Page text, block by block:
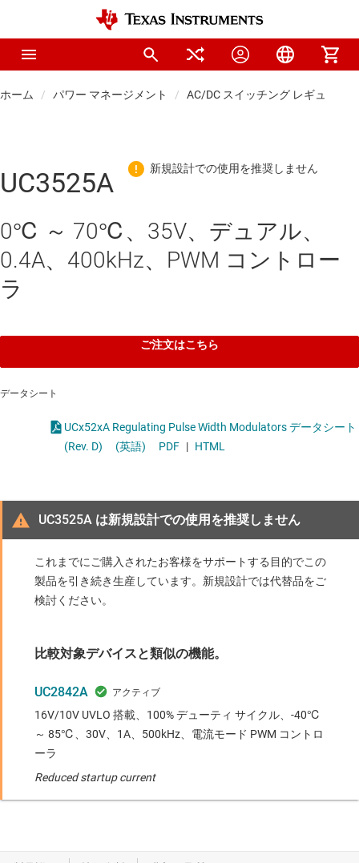
ホーム パワー マネージメント AC/DC スイッチング レギュレータ
UC3525A
0℃ ～ 70℃、35V、デュアル、
0.4A、400kHz、PWM コントロー
ラ
ご注文はこちら
データシート
UCx52xA Regulating Pulse Width Modulators データシート
(Rev. D)
(英語) PDF | HTML
UC3525A は新規設計での使用を推奨しません
これまでにご購入されたお客様をサポートする目的でこの
製品を引き続き生産しています。新規設計では代替品をご
検討ください。
比較対象デバイスと類似の機能。
UC2842A
16V/10V UVLO 搭載、100% デューティ サイクル、-40℃
～ 85℃、30V、1A、500kHz、電流モード PWM コントロ
ーラ
Reduced startup current